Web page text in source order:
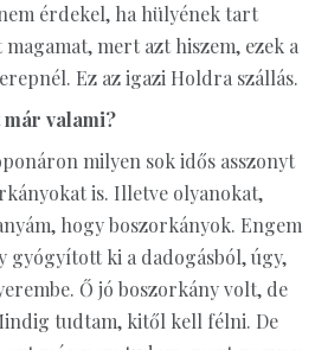
érdekel, ha hülyének tart
mert azt hiszem, ezek a
Ez az igazi Holdra szállás.
valami?
milyen sok idős asszonyt
is. Illetve olyanokat,
hogy boszorkányok. Engem
gyógyított ki a dadogásból, úgy,
Ő jó boszorkány volt, de
tudtam, kitől kell félni. De